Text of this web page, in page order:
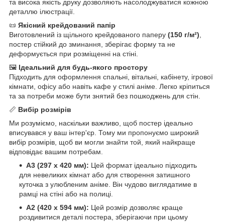
та висока якість друку дозволяють насолоджуватися кожною
деталлю ілюстрації.
📜 Якісний крейдований папір
Виготовлений із щільного крейдованого паперу (150 г/м²),
постер стійкий до зминання, зберігає форму та не
деформується при розміщенні на стіні.
🖼 Ідеальний для будь-якого простору
Підходить для оформлення спальні, вітальні, кабінету, ігрової
кімнати, офісу або навіть кафе у стилі аніме. Легко кріпиться
та за потреби може бути знятий без пошкоджень для стін.
📏 Вибір розмірів
Ми розуміємо, наскільки важливо, щоб постер ідеально
вписувався у ваш інтер'єр. Тому ми пропонуємо широкий
вибір розмірів, щоб ви могли знайти той, який найкраще
відповідає вашим потребам.
A3 (297 x 420 мм): Цей формат ідеально підходить
для невеликих кімнат або для створення затишного
куточка з улюбленим аніме. Він чудово виглядатиме в
рамці на стіні або на полиці.
A2 (420 x 594 мм): Цей розмір дозволяє краще
роздивитися деталі постера, зберігаючи при цьому